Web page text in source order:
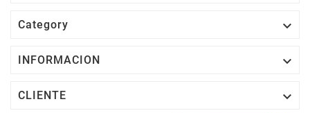
Category 
INFORMACION 
CLIENTE 